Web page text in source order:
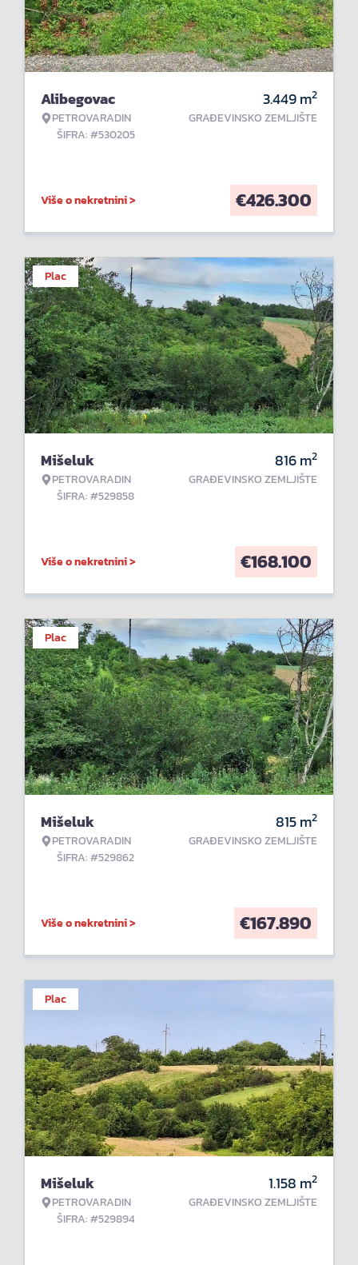
Alibegovac
PETROVARADIN
ŠIFRA: #530205
3.449m2
GRAĐEVINSKO ZEMLJIŠTE
Više o nekretnini > €426.300
Plac
Mišeluk
PETROVARADIN
ŠIFRA: #529858
816m2
GRAĐEVINSKO ZEMLJIŠTE
Više o nekretnini > €168.100
Plac
Mišeluk
PETROVARADIN
ŠIFRA: #529862
815m2
GRAĐEVINSKO ZEMLJIŠTE
Više o nekretnini > €167.890
Plac
Mišeluk
PETROVARADIN
ŠIFRA: #529894
1.158 m2
GRAĐEVINSKO ZEMLJIŠTE